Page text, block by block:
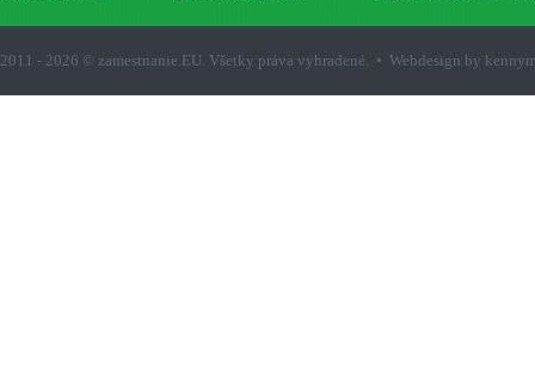
2011 - 2026 © zamestnanie.EU. Všetky práva vyhradené. • Webdesign by